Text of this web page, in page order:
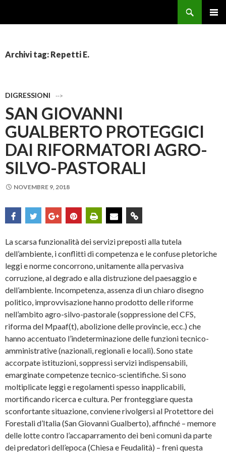
Archivi tag: Repetti E.
DIGRESSIONI -->
SAN GIOVANNI
GUALBERTO PROTEGGICI
DAI RIFORMATORI AGRO-
SILVO-PASTORALI
NOVEMBRE 9, 2018
La scarsa funzionalità dei servizi preposti alla tutela
dell’ambiente, i conflitti di competenza e le confuse pletoriche
leggi e norme concorrono, unitamente alla pervasiva
corruzione, al degrado e alla distruzione del paesaggio e
dell’ambiente. Incompetenza, assenza di un chiaro disegno
politico, improvvisazione hanno prodotto delle riforme
nell’ambito agro-silvo-pastorale (soppressione del CFS,
riforma del Mpaaf(t), abolizione delle provincie, ecc.) che
hanno accentuato l’indeterminazione delle funzioni tecnico-
amministrative (nazionali, regionali e locali). Sono state
accorpate istituzioni, soppressi servizi indispensabili,
emarginate competenze tecnico-scientifiche. Si sono
moltiplicate leggi e regolamenti spesso inapplicabili,
mortificando ricerca e cultura. Per fronteggiare questa
sconfortante situazione, conviene rivolgersi al Protettore dei
Forestali d’Italia (San Giovanni Gualberto), affinché – memore
delle lotte contro l’accaparramento dei beni comuni da parte
dei predatori dell’epoca (Chiesa e Feudalità) – freni questa